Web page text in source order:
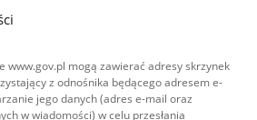
www.gov.pl mogą zawierać adresy skrzynek
z odnośnika będącego adresem e-
jego danych (adres e-mail oraz
w wiadomości) w celu przesłania